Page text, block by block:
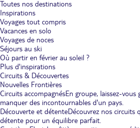
Toutes nos destinations
Inspirations
Voyages tout compris
Vacances en solo
Voyages de noces
Séjours au ski
Où partir en février au soleil ?
Plus d'inspirations
Circuits & Découvertes
Nouvelles Frontières
Circuits accompagnésEn groupe, laissez-
manquer des incontournables d'un pays.
Découverte et détenteDécouvrez nos circuits
détente pour un équilibre parfait.